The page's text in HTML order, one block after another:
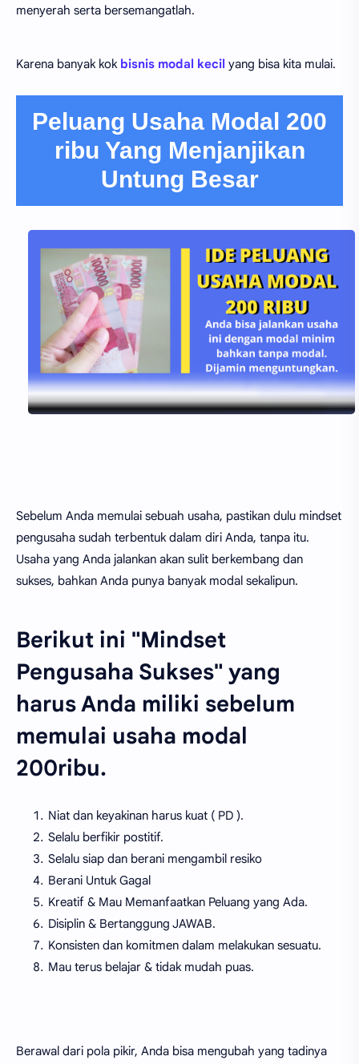
menyerah serta bersemangatlah.
Karena banyak kok bisnis modal kecil yang bisa kita mulai.
Peluang Usaha Modal 200
ribu Yang Menjanjikan
Untung Besar
Sebelum Anda memulai sebuah usaha, pastikan dulu mindset
pengusaha sudah terbentuk dalam diri Anda, tanpa itu.
Usaha yang Anda jalankan akan sulit berkembang dan
sukses, bahkan Anda punya banyak modal sekalipun.
Berikut ini "Mindset
Pengusaha Sukses" yang
harus Anda miliki sebelum
memulai usaha modal
200ribu.
Niat dan keyakinan harus kuat ( PD ).
Selalu berfikir postitif.
Selalu siap dan berani mengambil resiko
Berani Untuk Gagal
Kreatif & Mau Memanfaatkan Peluang yang Ada.
Disiplin & Bertanggung JAWAB.
Konsisten dan komitmen dalam melakukan sesuatu.
Mau terus belajar & tidak mudah puas.
Berawal dari pola pikir, Anda bisa mengubah yang tadinya